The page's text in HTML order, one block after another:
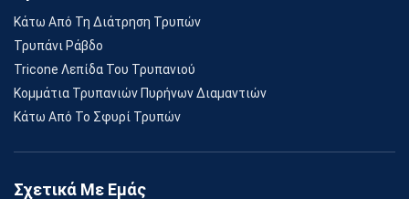
Κάτω Από Τη Διάτρηση Τρυπών
Τρυπάνι Ράβδο
Tricone Λεπίδα Του Τρυπανιού
Κομμάτια Τρυπανιών Πυρήνων Διαμαντιών
Κάτω Από Το Σφυρί Τρυπών
Σχετικά Με Εμάς